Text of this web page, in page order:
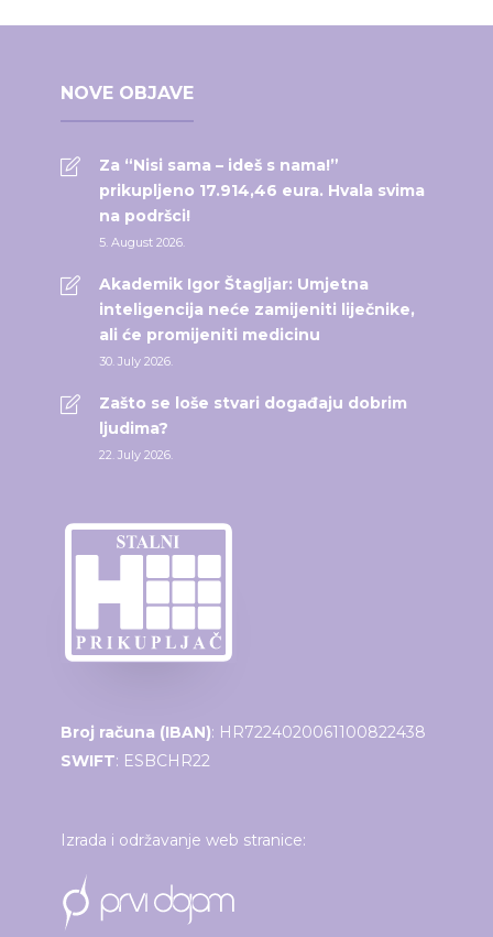
NOVE OBJAVE
Za “Nisi sama – ideš s nama!”
prikupljeno 17.914,46 eura. Hvala svima
na podršci!
5. August 2026.
Akademik Igor Štagljar: Umjetna
inteligencija neće zamijeniti liječnike,
ali će promijeniti medicinu
30. July 2026.
Zašto se loše stvari događaju dobrim
ljudima?
22. July 2026.
Broj računa (IBAN): HR7224020061100822438
SWIFT: ESBCHR22
Izrada i održavanje web stranice: